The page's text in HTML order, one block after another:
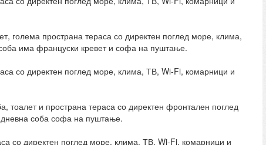
голема пространа тераса со директен поглед море, клима,
има француски кревет и софа на пуштање.
со директен поглед море, клима, ТВ, Wi-Fi, комарници и
тоалет и пространа тераса со директен фронтален поглед
соба софа на пуштање.
со директен поглед море, клима, ТВ, Wi-Fi, комарници и